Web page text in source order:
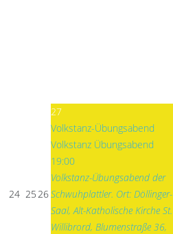
24 2526
27
Volkstanz-Übungsabend
Volkstanz Übungsabend
19:00
Volkstanz-Übungsabend der
Schwuhplattler. Ort: Döllinger-
Saal, Alt-Katholische Kirche St.
Willibrord, Blumenstraße 36,